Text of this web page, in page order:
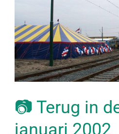
📷 Terug in
januari 2002